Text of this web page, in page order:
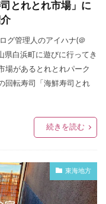
とれとれ市場」に
グ管理人のアイハナ(＠
県白浜町に遊びに行ってき
場があるとれとれパーク
回転寿司「海鮮寿司とれ
続きを読む
東海地方